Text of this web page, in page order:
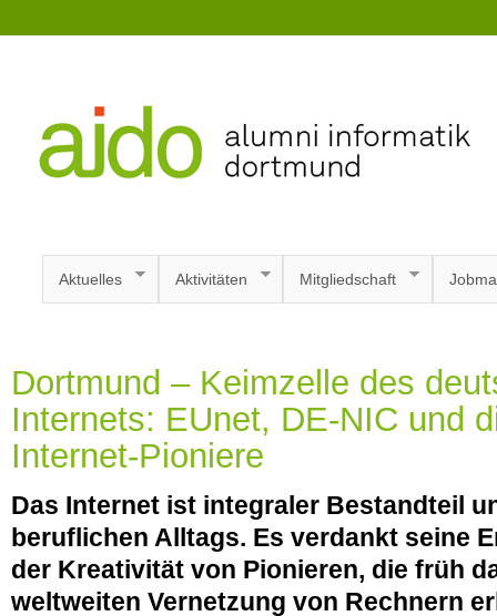
Aktuelles Aktivitäten Mitgliedschaft
Dortmund – Keimzelle des
Internets: EUnet, DE-NIC und
Internet-Pioniere
Das Internet ist integraler Bestandteil
beruflichen Alltags. Es verdankt seine
der Kreativität von Pionieren, die früh
weltweiten Vernetzung von Rechnern